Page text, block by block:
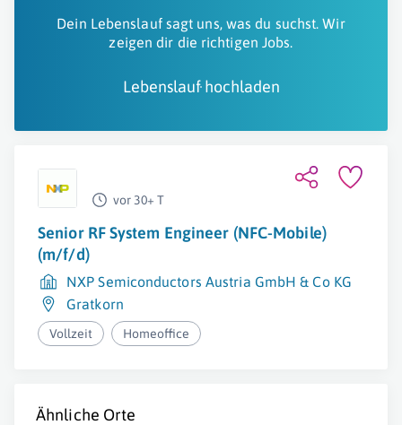
Dein Lebenslauf sagt uns, was du suchst. Wir
zeigen dir die richtigen Jobs.
Lebenslauf hochladen
vor 30+ T
Senior RF System Engineer (NFC-Mobile)
(m/f/d)
NXP Semiconductors Austria GmbH & Co KG
Gratkorn
Vollzeit Homeoffice
Ähnliche Orte